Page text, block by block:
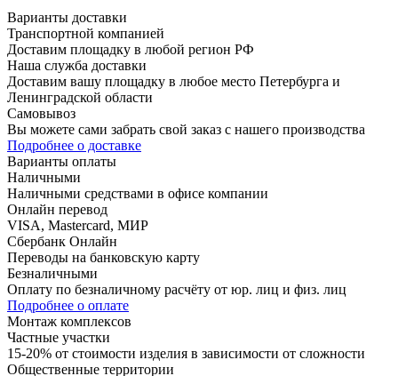
Варианты доставки
Транспортной компанией
Доставим площадку в любой регион РФ
Наша служба доставки
Доставим вашу площадку в любое место Петербурга и
Ленинградской области
Самовывоз
Вы можете сами забрать свой заказ с нашего производства
Подробнее о доставке
Варианты оплаты
Наличными
Наличными средствами в офисе компании
Онлайн перевод
VISA, Mastercard, МИР
Сбербанк Онлайн
Переводы на банковскую карту
Безналичными
Оплату по безналичному расчёту от юр. лиц и физ. лиц
Подробнее о оплате
Монтаж комплексов
Частные участки
15-20% от стоимости изделия в зависимости от сложности
Общественные территории